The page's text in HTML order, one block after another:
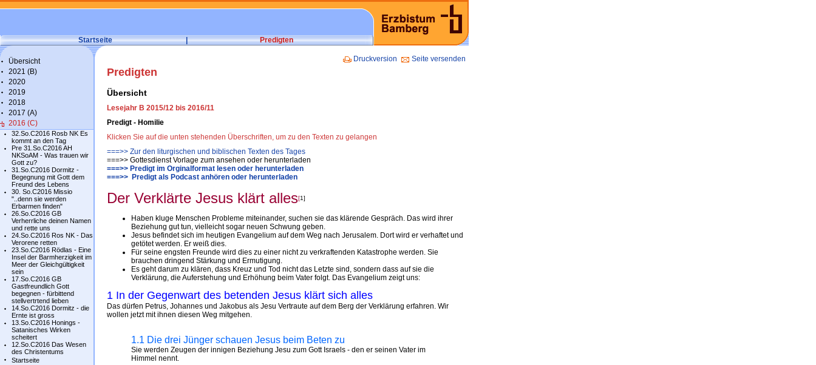
Startseite | Predigten
Übersicht
2021 (B)
2020
2019
2018
2017 (A)
2016 (C)
32.So.C2016 Rosb NK Es
kommt an den Tag
Pre 31.So.C2016 AH
NKSoAM - Was trauen wir
Gott zu?
31.So.C2016 Dormitz -
Begegnung mit Gott dem
Freund des Lebens
30. So.C2016 Missio
"..denn sie werden
Erbarmen finden"
26.So.C2016 GB
Verherrliche deinen Namen
und rette uns
24.So.C2016 Ros NK - Das
Verorene retten
23.So.C2016 Rödlas - Eine
Insel der Barmherzigkeit im
Meer der Gleichgültigkeit
sein
17.So.C2016 GB
Gastfreundlich Gott
begegnen - fürbittend
stellvertrtend lieben
14.So.C2016 Dormitz - die
Ernte ist gross
13.So.C2016 Honings -
Satanisches Wirken
scheitert
12.So.C2016 Das Wesen
des Christentums
Startseite
Druckversion Seite versenden
Predigten
Übersicht
Lesejahr B 2015/12 bis 2016/11
Predigt - Homilie
Klicken Sie auf die unten stehenden Überschriften, um zu den Texten zu gelangen
===>> Zur den liturgischen und biblischen Texten des Tages
===>> Gottesdienst Vorlage zum ansehen oder herunterladen
===>> Predigt im Orginalformat lesen oder herunterladen
===>> Predigt als Podcast anhören oder herunterladen
Der Verklärte Jesus klärt alles[1]
Haben kluge Menschen Probleme miteinander, suchen sie das klärende Gespräch. Das wird ihrer
Beziehung gut tun, vielleicht sogar neuen Schwung geben.
Jesus befindet sich im heutigen Evangelium auf dem Weg nach Jerusalem. Dort wird er verhaftet und
getötet werden. Er weiß dies.
Für seine engsten Freunde wird dies zu einer nicht zu verkraftenden Katastrophe werden. Sie
brauchen dringend Stärkung und Ermutigung.
Es geht darum zu klären, dass Kreuz und Tod nicht das Letzte sind, sondern dass auf sie die
Verklärung, die Auferstehung und Erhöhung beim Vater folgt. Das Evangelium zeigt uns:
1 In der Gegenwart des betenden Jesus klärt sich alles
Das dürfen Petrus, Johannes und Jakobus als Jesu Vertraute auf dem Berg der Verklärung erfahren. Wir
wollen jetzt mit ihnen diesen Weg mitgehen.
1.1 Die drei Jünger schauen Jesus beim Beten zu
Sie werden Zeugen der innigen Beziehung Jesu zum Gott Israels - den er seinen Vater im
Himmel nennt.